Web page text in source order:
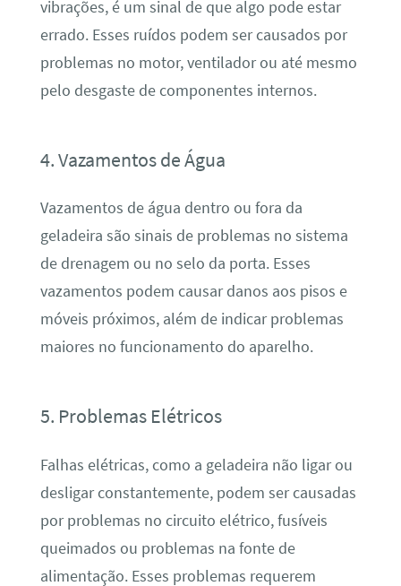
vibrações, é um sinal de que algo pode estar
errado. Esses ruídos podem ser causados por
problemas no motor, ventilador ou até mesmo
pelo desgaste de componentes internos.
4. Vazamentos de Água
Vazamentos de água dentro ou fora da
geladeira são sinais de problemas no sistema
de drenagem ou no selo da porta. Esses
vazamentos podem causar danos aos pisos e
móveis próximos, além de indicar problemas
maiores no funcionamento do aparelho.
5. Problemas Elétricos
Falhas elétricas, como a geladeira não ligar ou
desligar constantemente, podem ser causadas
por problemas no circuito elétrico, fusíveis
queimados ou problemas na fonte de
alimentação. Esses problemas requerem